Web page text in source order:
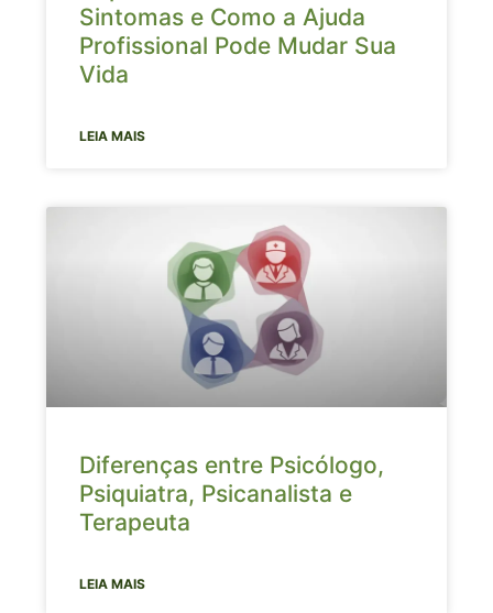
Sintomas e Como a Ajuda
Profissional Pode Mudar Sua
Vida
LEIA MAIS
Diferenças entre Psicólogo,
Psiquiatra, Psicanalista e
Terapeuta
LEIA MAIS